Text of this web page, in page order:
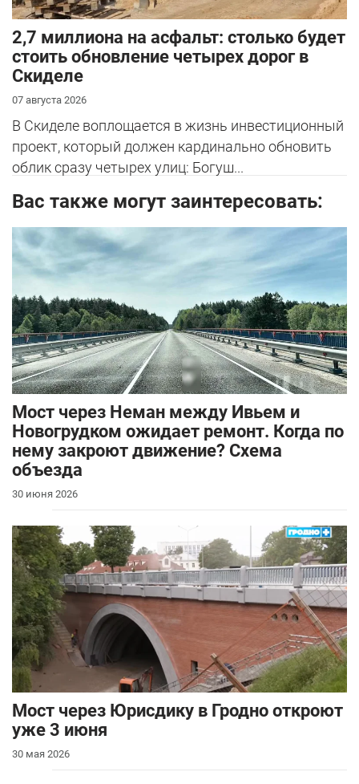
2,7 миллиона на асфальт: столько будет
стоить обновление четырех дорог в
Скиделе
07 августа 2026
В Скиделе воплощается в жизнь инвестиционный
проект, который должен кардинально обновить
облик сразу четырех улиц: Богуш...
Вас также могут заинтересовать:
Мост через Неман между Ивьем и
Новогрудком ожидает ремонт. Когда по
нему закроют движение? Схема
объезда
30 июня 2026
Мост через Юрисдику в Гродно откроют
уже 3 июня
30 мая 2026